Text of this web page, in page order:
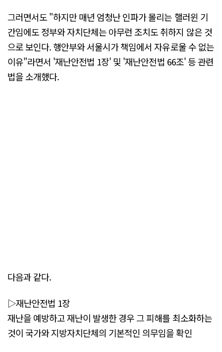
그러면서도 "하지만 매년 엄청난 인파가 몰리는 핼러윈 기
간임에도 정부와 자치단체는 아무런 조치도 취하지 않은 것
으로 보인다. 행안부와 서울시가 책임에서 자유로울 수 없는
이유"라면서 '재난안전법 1장' 및 '재난안전법 66조' 등 관련
법을 소개했다.
다음과 같다.
▷재난안전법 1장
재난을 예방하고 재난이 발생한 경우 그 피해를 최소화하는
것이 국가와 지방자치단체의 기본적인 의무임을 확인